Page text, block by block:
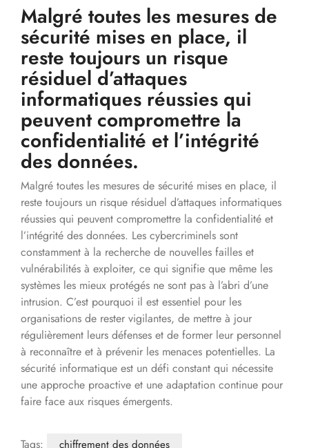
Malgré toutes les mesures de
sécurité mises en place, il
reste toujours un risque
résiduel d’attaques
informatiques réussies qui
peuvent compromettre la
confidentialité et l’intégrité
des données.
Malgré toutes les mesures de sécurité mises en place, il
reste toujours un risque résiduel d’attaques informatiques
réussies qui peuvent compromettre la confidentialité et
l’intégrité des données. Les cybercriminels sont
constamment à la recherche de nouvelles failles et
vulnérabilités à exploiter, ce qui signifie que même les
systèmes les mieux protégés ne sont pas à l’abri d’une
intrusion. C’est pourquoi il est essentiel pour les
organisations de rester vigilantes, de mettre à jour
régulièrement leurs défenses et de former leur personnel
à reconnaître et à prévenir les menaces potentielles. La
sécurité informatique est un défi constant qui nécessite
une approche proactive et une adaptation continue pour
faire face aux risques émergents.
Tags: chiffrement des données